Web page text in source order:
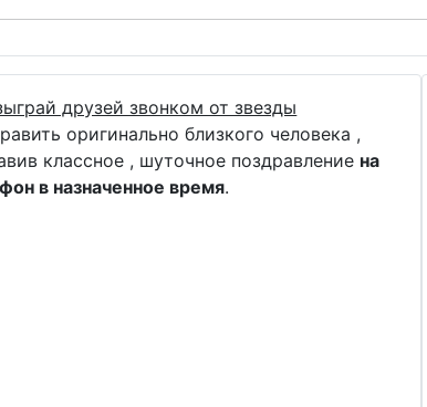
оригинально близкого человека ,
классное , шуточное поздравление на
в назначенное время.